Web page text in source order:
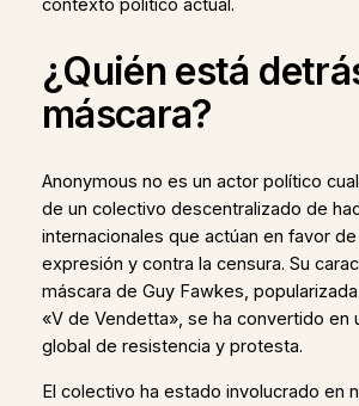
contexto político actual.
¿Quién está
máscara?
Anonymous no es un actor político
de un colectivo descentralizado de
internacionales que actúan en favor
expresión y contra la censura. Su
máscara de Guy Fawkes,
«V de Vendetta», se ha convertido en
global de resistencia y protesta.
El colectivo ha estado involucrado en